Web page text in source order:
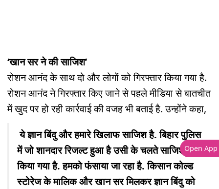
‘खान सर ने की साजिश’
रोशन आनंद के साथ दो और लोगों को गिरफ्तार किया गया है.
रोशन आनंद ने गिरफ्तार किए जाने से पहले मीडिया से बातचीत
में खुद पर हो रही कार्रवाई की वजह भी बताई है. उन्होंने कहा,
ये ज्ञान बिंदु और हमारे खिलाफ साजिश है. बिहार पुलिस
में जो शानदार रिजल्ट हुआ है उसी के चलते साजिश
किया गया है. हमको फंसाया जा रहा है. किसान कोल्ड
स्टोरेज के मालिक और खान सर मिलकर ज्ञान बिंदु को
Open App